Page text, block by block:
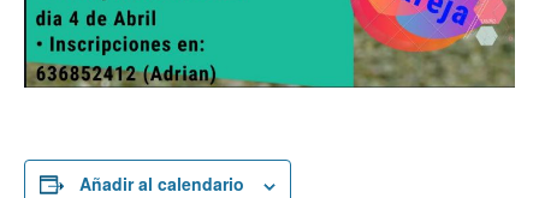
Añadir al calendario